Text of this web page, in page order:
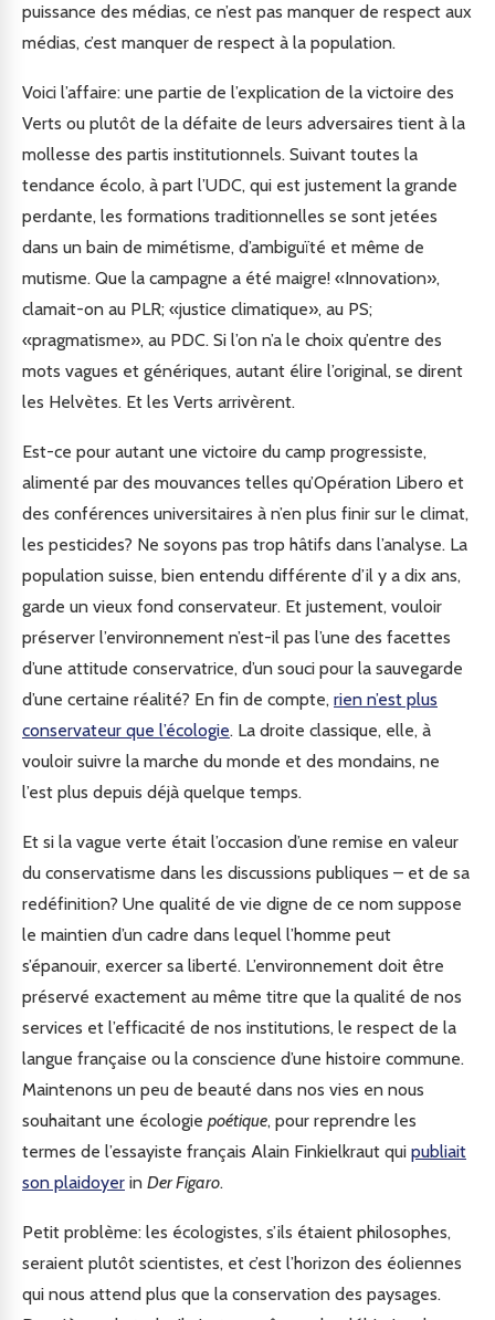
puissance des médias, ce n’est pas manquer de respect aux
médias, c’est manquer de respect à la population.
Voici l’affaire: une partie de l’explication de la victoire des
Verts ou plutôt de la défaite de leurs adversaires tient à la
mollesse des partis institutionnels. Suivant toutes la
tendance écolo, à part l’UDC, qui est justement la grande
perdante, les formations traditionnelles se sont jetées
dans un bain de mimétisme, d’ambiguïté et même de
mutisme. Que la campagne a été maigre! «Innovation»,
clamait-on au PLR; «justice climatique», au PS;
«pragmatisme», au PDC. Si l’on n’a le choix qu’entre des
mots vagues et génériques, autant élire l’original, se dirent
les Helvètes. Et les Verts arrivèrent.
Est-ce pour autant une victoire du camp progressiste,
alimenté par des mouvances telles qu’Opération Libero et
des conférences universitaires à n’en plus finir sur le climat,
les pesticides? Ne soyons pas trop hâtifs dans l’analyse. La
population suisse, bien entendu différente d’il y a dix ans,
garde un vieux fond conservateur. Et justement, vouloir
préserver l’environnement n’est-il pas l’une des facettes
d’une attitude conservatrice, d’un souci pour la sauvegarde
d’une certaine réalité? En fin de compte, rien n’est plus
conservateur que l’écologie. La droite classique, elle, à
vouloir suivre la marche du monde et des mondains, ne
l’est plus depuis déjà quelque temps.
Et si la vague verte était l’occasion d’une remise en valeur
du conservatisme dans les discussions publiques – et de sa
redéfinition? Une qualité de vie digne de ce nom suppose
le maintien d’un cadre dans lequel l’homme peut
s’épanouir, exercer sa liberté. L’environnement doit être
préservé exactement au même titre que la qualité de nos
services et l’efficacité de nos institutions, le respect de la
langue française ou la conscience d’une histoire commune.
Maintenons un peu de beauté dans nos vies en nous
souhaitant une écologie poétique, pour reprendre les
termes de l’essayiste français Alain Finkielkraut qui publiait
son plaidoyer in Der Figaro.
Petit problème: les écologistes, s’ils étaient philosophes,
seraient plutôt scientistes, et c’est l’horizon des éoliennes
qui nous attend plus que la conservation des paysages.